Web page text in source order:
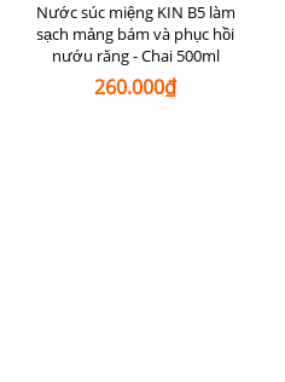
Nước súc miệng KIN B5 làm
sạch mảng bám và phục hồi
nướu răng - Chai 500ml
260.000₫